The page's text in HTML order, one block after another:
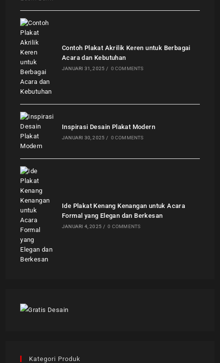
Contoh Plakat Akrilik Keren untuk Berbagai
Acara dan Kebutuhan
JANUARI 31, 2025 / 0 COMMENTS
Inspirasi Desain Plakat Modern
JANUARI 30, 2025 / 0 COMMENTS
Ide Plakat Kenang Kenangan untuk Acara
Formal yang Elegan dan Berkesan
JANUARI 4, 2025 / 0 COMMENTS
Kategori Produk